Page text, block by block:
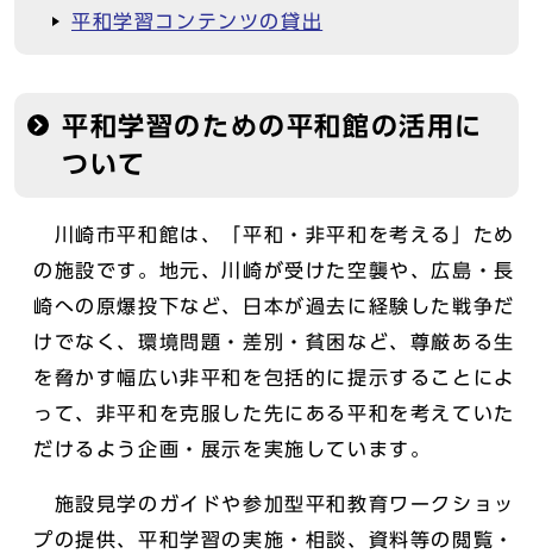
平和学習コンテンツの貸出
平和学習のための平和館の活用に
ついて
川崎市平和館は、「平和・非平和を考える」ため
の施設です。地元、川崎が受けた空襲や、広島・長
崎への原爆投下など、日本が過去に経験した戦争だ
けでなく、環境問題・差別・貧困など、尊厳ある生
を脅かす幅広い非平和を包括的に提示することによ
って、非平和を克服した先にある平和を考えていた
だけるよう企画・展示を実施しています。
施設見学のガイドや参加型平和教育ワークショッ
プの提供、平和学習の実施・相談、資料等の閲覧・